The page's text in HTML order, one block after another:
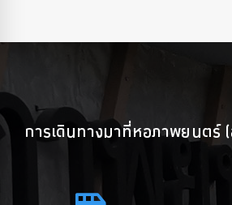
การเดินทางมาที่หอภาพยนตร์